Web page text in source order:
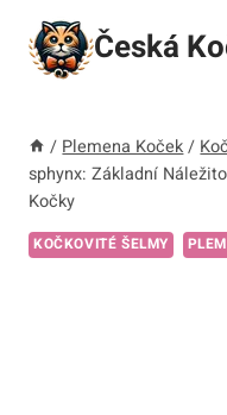
Přeskočit
obsah
Česká
/ Plemena Koček /
sphynx: Základní
Kočky
KOČKOVITÉ ŠELMY